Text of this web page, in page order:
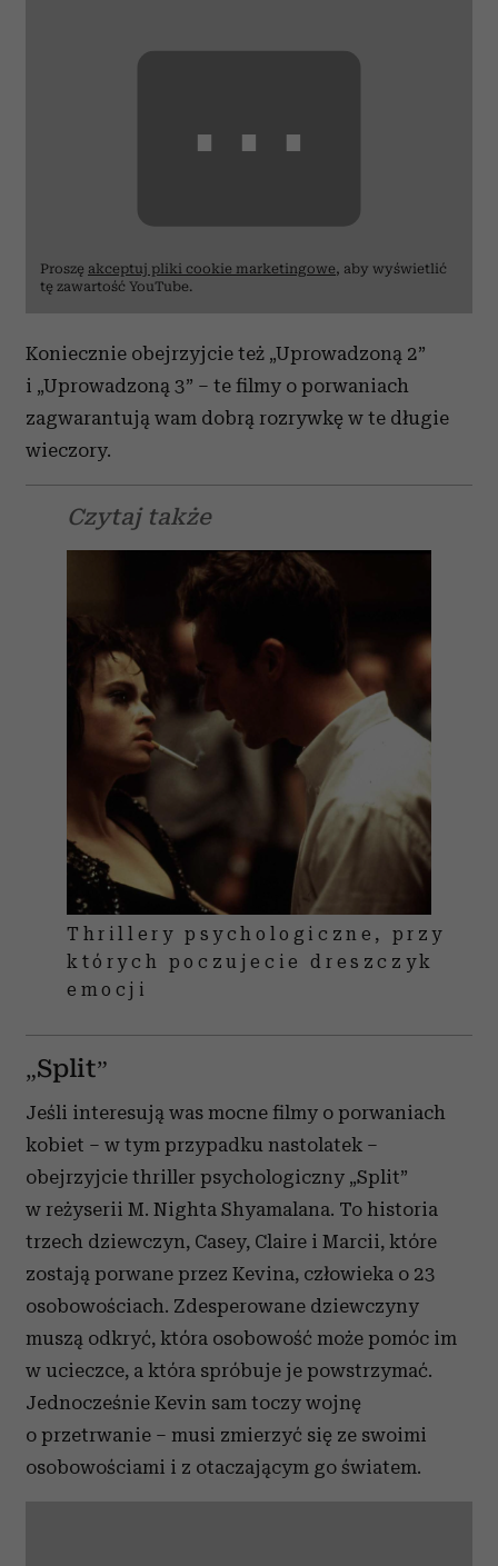
⋯
Proszę akceptuj pliki cookie marketingowe, aby wyświetlić
tę zawartość YouTube.
Koniecznie obejrzyjcie też „Uprowadzoną 2”
i „Uprowadzoną 3” – te filmy o porwaniach
zagwarantują wam dobrą rozrywkę w te długie
wieczory.
Czytaj także
Thrillery psychologiczne, przy
których poczujecie dreszczyk
emocji
„Split”
Jeśli interesują was mocne filmy o porwaniach
kobiet – w tym przypadku nastolatek –
obejrzyjcie thriller psychologiczny „Split”
w reżyserii M. Nighta Shyamalana. To historia
trzech dziewczyn, Casey, Claire i Marcii, które
zostają porwane przez Kevina, człowieka o 23
osobowościach. Zdesperowane dziewczyny
muszą odkryć, która osobowość może pomóc im
w ucieczce, a która spróbuje je powstrzymać.
Jednocześnie Kevin sam toczy wojnę
o przetrwanie – musi zmierzyć się ze swoimi
osobowościami i z otaczającym go światem.